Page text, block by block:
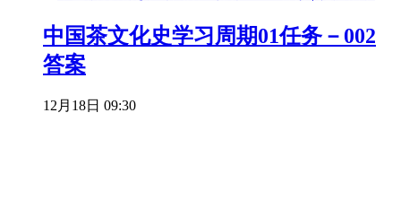
中国茶文化史学习周期01任务－002
答案
12月18日 09:30